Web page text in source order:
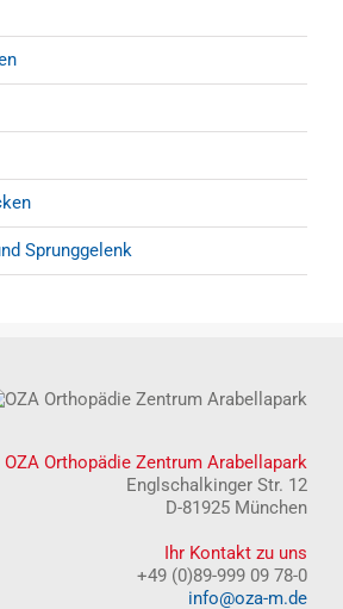
Sprunggelenk
OZA Orthopädie Zentrum Arabellapark
Englschalkinger Str. 12
D-81925 München
Ihr Kontakt zu uns
+49 (0)89-999 09 78-0
info@oza-m.de